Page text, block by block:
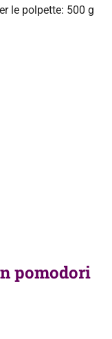
le polpette: 500 g
pomodori